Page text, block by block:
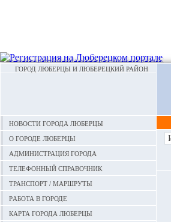
ГОРОД ЛЮБЕРЦЫ И ЛЮБЕРЕЦКИЙ РАЙОН
Новости города Люберцы
О городе Люберцы
Администрация города
Телефонный справочник
Транспорт / маршруты
Работа в городе
Карта города Люберцы